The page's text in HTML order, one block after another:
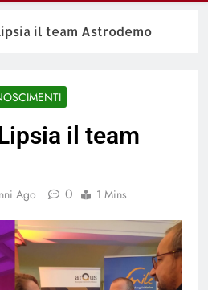
il team Astrodemo
il team
Ago 0 1 Mins